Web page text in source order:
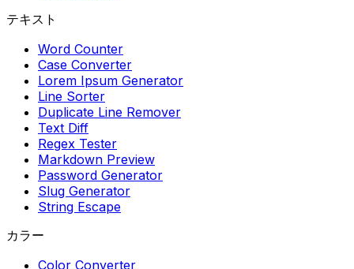
テキスト
Word Counter
Case Converter
Lorem Ipsum Generator
Line Sorter
Duplicate Line Remover
Text Diff
Regex Tester
Markdown Preview
Password Generator
Slug Generator
String Escape
カラー
Color Converter